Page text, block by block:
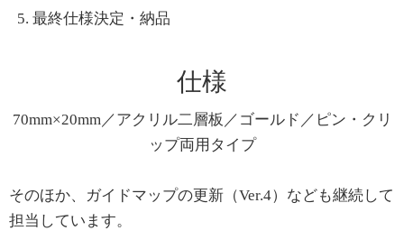
最終仕様決定・納品
仕様
70mm×20mm／アクリル二層板／ゴールド／ピン・クリ
ップ両用タイプ
そのほか、ガイドマップの更新（Ver.4）なども継続して
担当しています。